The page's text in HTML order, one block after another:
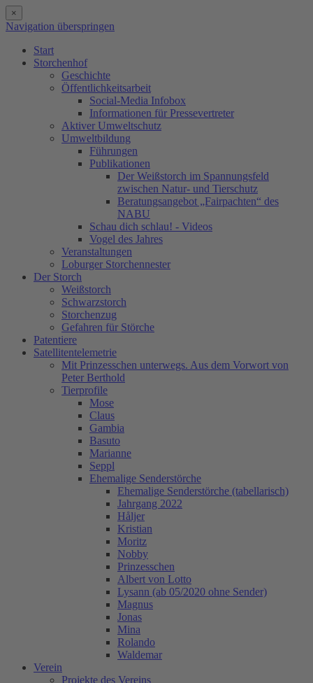
×
Navigation überspringen
Start
Storchenhof
Geschichte
Öffentlichkeitsarbeit
Social-Media Infobox
Informationen für Pressevertreter
Aktiver Umweltschutz
Umweltbildung
Führungen
Publikationen
Der Weißstorch im Spannungsfeld
zwischen Natur- und Tierschutz
Beratungsangebot „Fairpachten“ des
NABU
Schau dich schlau! - Videos
Vogel des Jahres
Veranstaltungen
Loburger Storchennester
Der Storch
Weißstorch
Schwarzstorch
Storchenzug
Gefahren für Störche
Patentiere
Satellitentelemetrie
Mit Prinzesschen unterwegs. Aus dem Vorwort von
Peter Berthold
Tierprofile
Mose
Claus
Gambia
Basuto
Marianne
Seppl
Ehemalige Senderstörche
Ehemalige Senderstörche (tabellarisch)
Jahrgang 2022
Håljer
Kristian
Moritz
Nobby
Prinzesschen
Albert von Lotto
Lysann (ab 05/2020 ohne Sender)
Magnus
Jonas
Mina
Rolando
Waldemar
Verein
Projekte des Vereins